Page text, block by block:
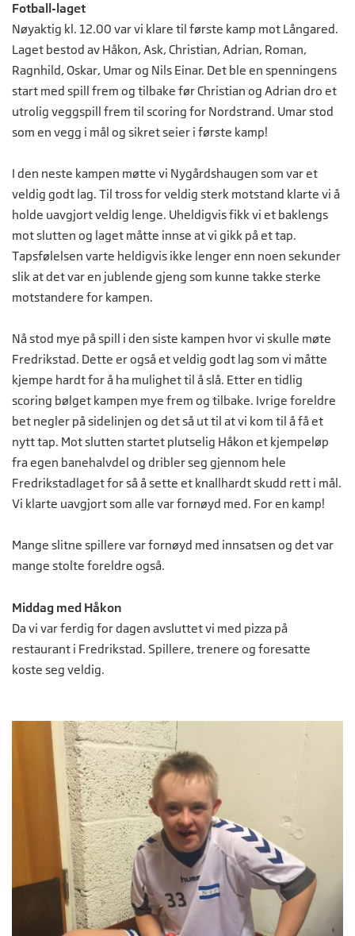
Fotball-laget
Nøyaktig kl. 12.00 var vi klare til første kamp mot Långared.
Laget bestod av Håkon, Ask, Christian, Adrian, Roman,
Ragnhild, Oskar, Umar og Nils Einar. Det ble en spenningens
start med spill frem og tilbake før Christian og Adrian dro et
utrolig veggspill frem til scoring for Nordstrand. Umar stod
som en vegg i mål og sikret seier i første kamp!
I den neste kampen møtte vi Nygårdshaugen som var et
veldig godt lag. Til tross for veldig sterk motstand klarte vi å
holde uavgjort veldig lenge. Uheldigvis fikk vi et baklengs
mot slutten og laget måtte innse at vi gikk på et tap.
Tapsfølelsen varte heldigvis ikke lenger enn noen sekunder
slik at det var en jublende gjeng som kunne takke sterke
motstandere for kampen.
Nå stod mye på spill i den siste kampen hvor vi skulle møte
Fredrikstad. Dette er også et veldig godt lag som vi måtte
kjempe hardt for å ha mulighet til å slå. Etter en tidlig
scoring bølget kampen mye frem og tilbake. Ivrige foreldre
bet negler på sidelinjen og det så ut til at vi kom til å få et
nytt tap. Mot slutten startet plutselig Håkon et kjempeløp
fra egen banehalvdel og dribler seg gjennom hele
Fredrikstadlaget for så å sette et knallhardt skudd rett i mål.
Vi klarte uavgjort som alle var fornøyd med. For en kamp!
Mange slitne spillere var fornøyd med innsatsen og det var
mange stolte foreldre også.
Middag med Håkon
Da vi var ferdig for dagen avsluttet vi med pizza på
restaurant i Fredrikstad. Spillere, trenere og foresatte
koste seg veldig.